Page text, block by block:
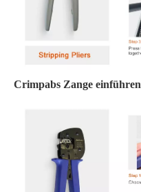
Crimpabs Zange einführen